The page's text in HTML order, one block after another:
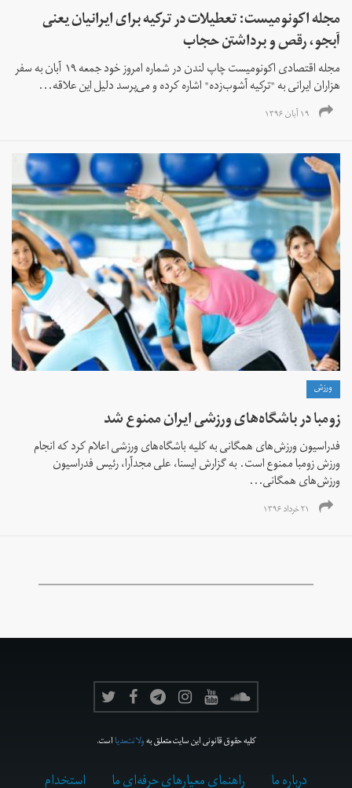
مجله اکونومیست: تعطیلات در ترکیه برای ایرانیان یعنی
آبجو، رقص و برداشتن حجاب
مجله اقتصادی اکونومیست چاپ لندن در شماره امروز خود جمعه ۱۹ آبان به سفر
هزاران ایرانی به "ترکیه آشوب‌زده" اشاره کرده و می‌پرسد دلیل این علاقه...
۱۹ آبان ۱۳۹۶
ورزش
زومبا در باشگاه‌های ورزشی ایران ممنوع شد
فدراسیون ورزش‌های همگانی به کلیه باشگاه‌های ورزشی اعلام کرد که انجام
ورزش زومبا ممنوع است. به گزارش ایسنا، علی مجدآرا، رئیس فدراسیون
ورزش‌های همگانی...
۲۱ خرداد ۱۳۹۶
کلیه حقوق قانونی این سایت متعلق بهولانت‌مدیااست.